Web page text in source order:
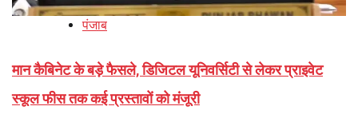
पंजाब
मान कैबिनेट के बड़े फैसले, डिजिटल यूनिवर्सिटी से लेकर प्राइवेट
स्कूल फीस तक कई प्रस्तावों को मंजूरी